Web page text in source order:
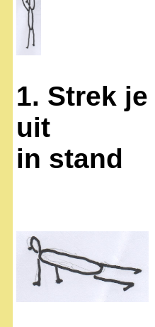
1. Strek je
uit
in stand